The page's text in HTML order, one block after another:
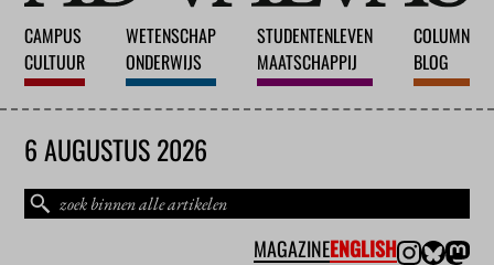
CAMPUS
CULTUUR
WETENSCHAP
ONDERWIJS
STUDENTENLEVEN
MAATSCHAPPIJ
COLUMN
BLOG
6 AUGUSTUS 2026
MAGAZINEENGLISH